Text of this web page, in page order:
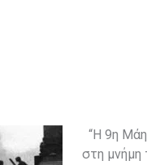
“Η 9η
στη